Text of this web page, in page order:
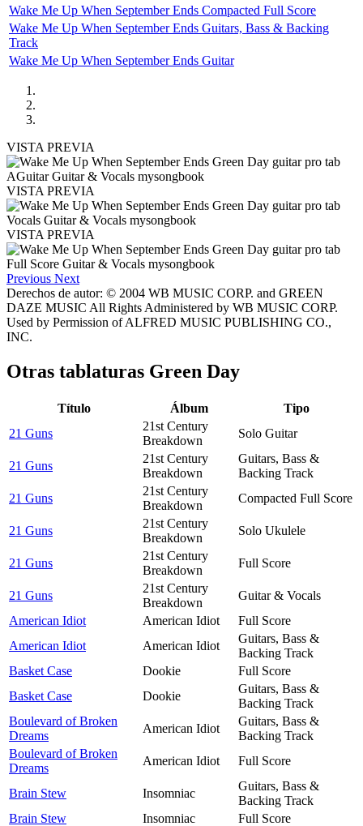
Wake Me Up When September Ends Compacted Full Score
Wake Me Up When September Ends Guitars, Bass & Backing
Track
Wake Me Up When September Ends Guitar
VISTA PREVIA
VISTA PREVIA
VISTA PREVIA
Previous Next
Derechos de autor: © 2004 WB MUSIC CORP. and GREEN
DAZE MUSIC All Rights Administered by WB MUSIC CORP.
Used by Permission of ALFRED MUSIC PUBLISHING CO.,
INC.
Otras tablaturas Green Day
Título Álbum
Tipo
21 Guns
21st Century
Breakdown
Solo Guitar
21 Guns
21st Century
Breakdown
Guitars, Bass &
Backing Track
21 Guns
21st Century
Breakdown
Compacted Full Score
21 Guns
21st Century
Breakdown
Solo Ukulele
21 Guns
21st Century
Breakdown
Full Score
21 Guns
21st Century
Breakdown
Guitar & Vocals
American Idiot
American Idiot
Full Score
American Idiot
American Idiot
Guitars, Bass &
Backing Track
Basket Case
Dookie
Full Score
Basket Case
Dookie
Guitars, Bass &
Backing Track
Boulevard of Broken
Dreams
American Idiot
Guitars, Bass &
Backing Track
Boulevard of Broken
Dreams
American Idiot Full Score
Brain Stew Insomniac
Guitars, Bass &
Backing Track
Brain Stew
Insomniac
Full Score